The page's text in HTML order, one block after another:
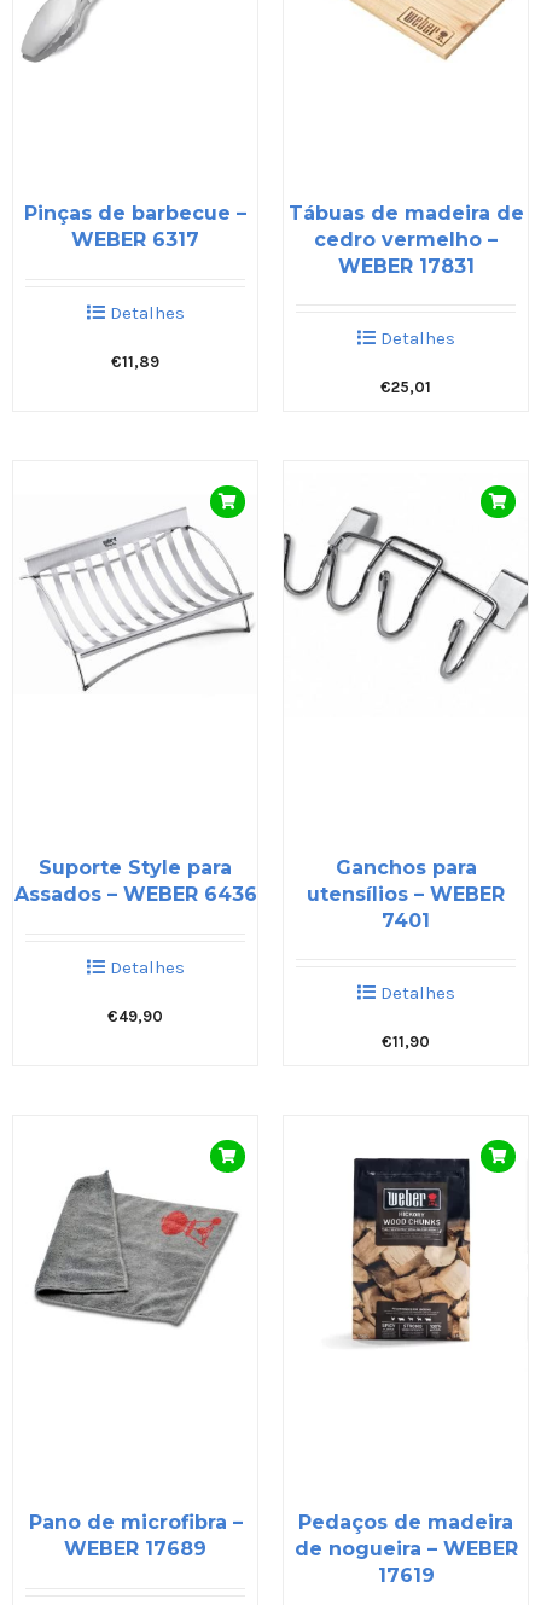
Pinças de barbecue –
WEBER 6317
Detalhes
€11,89
Tábuas de madeira de
cedro vermelho –
WEBER 17831
Detalhes
€25,01
Suporte Style para
Assados – WEBER 6436
Detalhes
€49,90
Ganchos para
utensílios – WEBER
7401
Detalhes
€11,90
Pano de microfibra –
WEBER 17689
Pedaços de madeira
de nogueira – WEBER
17619